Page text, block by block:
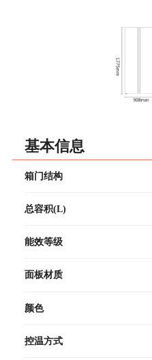
基本信息
箱门结构
总容积(L)
能效等级
面板材质
颜色
控温方式